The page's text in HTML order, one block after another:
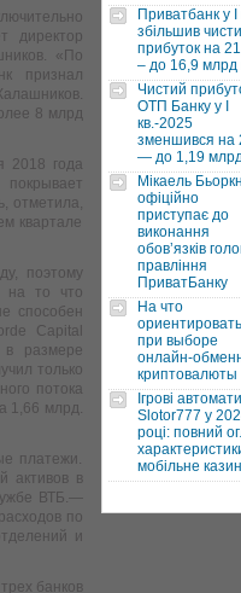
директор
«По
признал
8 млрд
2018 года
отметила,
квартале
поэтому
на то что
способен
Capital
размере
только
потока
1,66 млрд.
платежи.
активов в
ВТБ.—
по
и
банков
Приватбанк у І
збільшив
прибуток на
– до 16,9 млрд
Чистий
ОТП Банку у І
кв.-2025
зменшився на
— до 1,19
Мікаель
офіційно
приступає до
виконання
обовʼязків
правління
ПриватБанку
На что
при выборе
онлайн-
криптовалюты
Ігрові автомати
Slotor777 у
році: повний
мобільне